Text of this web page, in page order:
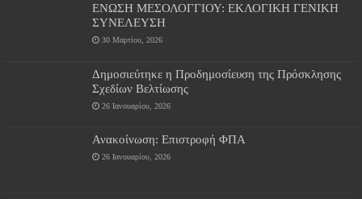
ΕΝΩΣΗ ΜΕΣΟΛΟΓΓΙΟΥ: ΕΚΛΟΓΙΚΗ ΓΕΝΙΚΗ
ΣΥΝΕΛΕΥΣΗ
30 Μαρτίου, 2026
Δημοσιεύτηκε η Προδημοσίευση της Πρόσκλησης
Σχεδίων Βελτίωσης
26 Ιανουαρίου, 2026
Ανακοίνωση: Επιστροφή ΦΠΑ
26 Ιανουαρίου, 2026